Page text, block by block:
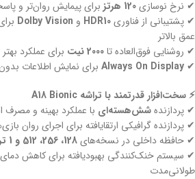
✔ نرخ نوسازی120 هرتز
برای پیمایش روان‌تر و
✔ پشتیبانی از فناوریHDR10 و Dolby Vision
عمق بالاتر
✔ روشنایی فوق‌العاده تا2000 نیت
برای عملکرد
✔
Always On Display برای نمایش اطلاعات
⚡ سخت‌افزار قدرتمند با تراشه A18 Bionic
✔ پردازندهشش‌هسته‌ای با عملکرد بهینه و مصرف
✔ پردازنده گرافیکی ارتقا‌یافته برای اجرای روان
✔ حافظه داخلی در نسخه‌های128، 256، 512 و 1 ترابایت
✔ سیستم خنک‌کنندگی بهبودیافته برای کاهش دمای
طولانی‌مدت